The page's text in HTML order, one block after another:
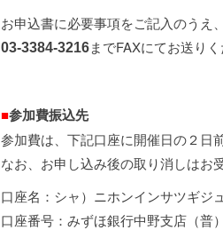
お申込書に必要事項をご記入のうえ、
03-3384-3216までFAXにてお送りく
■参加費振込先
参加費は、下記口座に開催日の２日
なお、お申し込み後の取り消しはお
口座名：シャ）ニホンインサツギジ
口座番号：みずほ銀行中野支店（普